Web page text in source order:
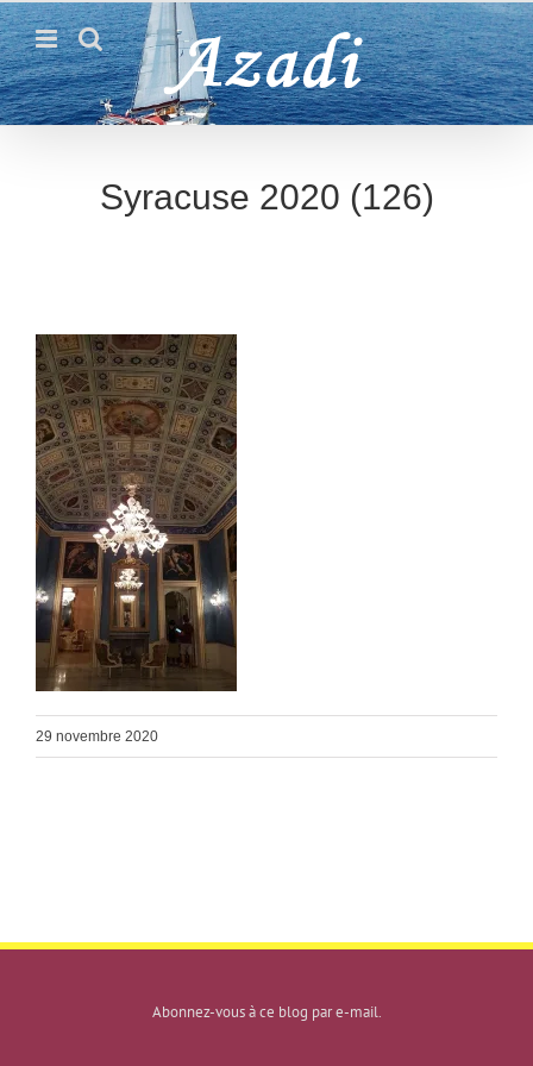
Passer
au
contenu
Syracuse 2020 (126)
29 novembre 2020
Abonnez-vous à ce blog par e-mail.